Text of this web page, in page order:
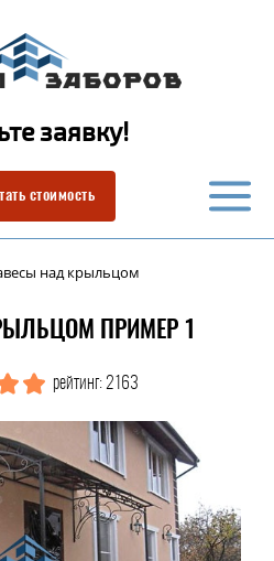
заявку!
стоимость
над крыльцом
ПРИМЕР 1
рейтинг: 2163